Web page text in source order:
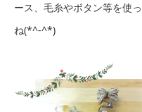
ース、毛糸やボタン等を使
ね(*^-^*)